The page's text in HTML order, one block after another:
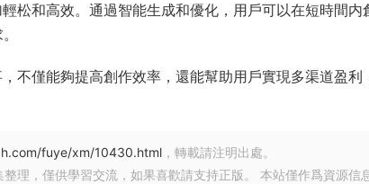
松和高效。通過智能生成和優化，用戶可以在短時間
不僅能夠提高創作效率，還能幫助用戶實現多渠道盈
fuye/xm/10430.html ，轉載請注明出處。
理，僅供學習交流，如果喜歡請支持正版。 本站僅作爲資源信